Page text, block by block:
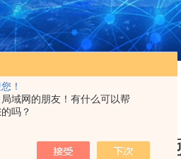
！
域网的朋友！有什么可以帮
吗？
问题之溶剂峰拖